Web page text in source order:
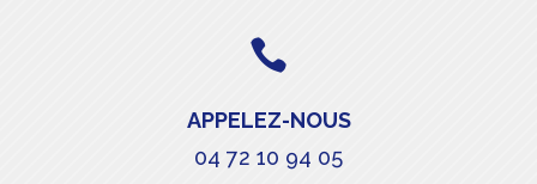

APPELEZ-NOUS
04 72 10 94 05